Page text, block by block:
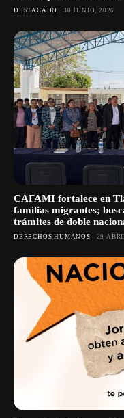
DESTACADO 30 JUNIO, 2026
CAFAMI fortalece en
familias migrantes;
trámites de doble
DERECHOS HUMANOS 29